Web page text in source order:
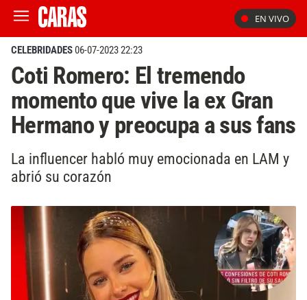
EN VIVO
CELEBRIDADES06-07-2023 22:23
Coti Romero: El tremendo
momento que vive la ex Gran
Hermano y preocupa a sus fans
La influencer habló muy emocionada en LAM y
abrió su corazón